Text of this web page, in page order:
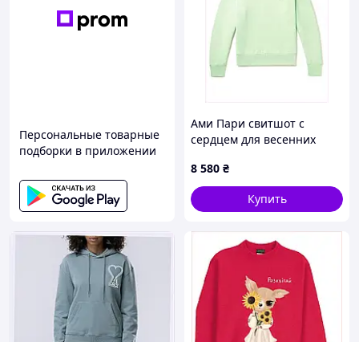
Персональные товарные
подборки в приложении
Ами Пари свитшот с
сердцем для весенних
8 580 ₴
Купить